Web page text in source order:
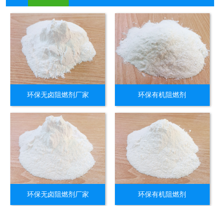
环保无卤阻燃剂厂家 环保有机阻燃剂
环保无卤阻燃剂厂家 环保有机阻燃剂